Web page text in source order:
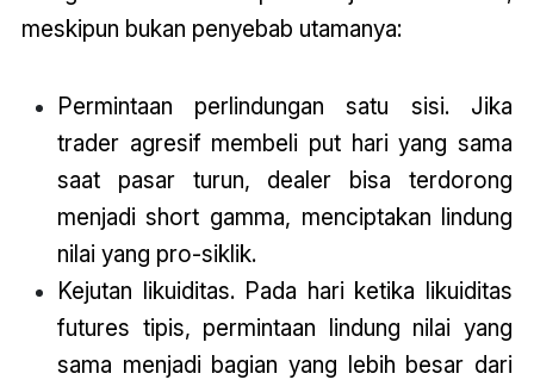
meskipun bukan penyebab utamanya:
Permintaan perlindungan satu sisi. Jika
trader agresif membeli put hari yang sama
saat pasar turun, dealer bisa terdorong
menjadi short gamma, menciptakan lindung
nilai yang pro-siklik.
Kejutan likuiditas. Pada hari ketika likuiditas
futures tipis, permintaan lindung nilai yang
sama menjadi bagian yang lebih besar dari